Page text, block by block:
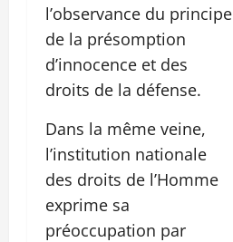
l’observance du principe
de la présomption
d’innocence et des
droits de la défense.
Dans la même veine,
l’institution nationale
des droits de l’Homme
exprime sa
préoccupation par